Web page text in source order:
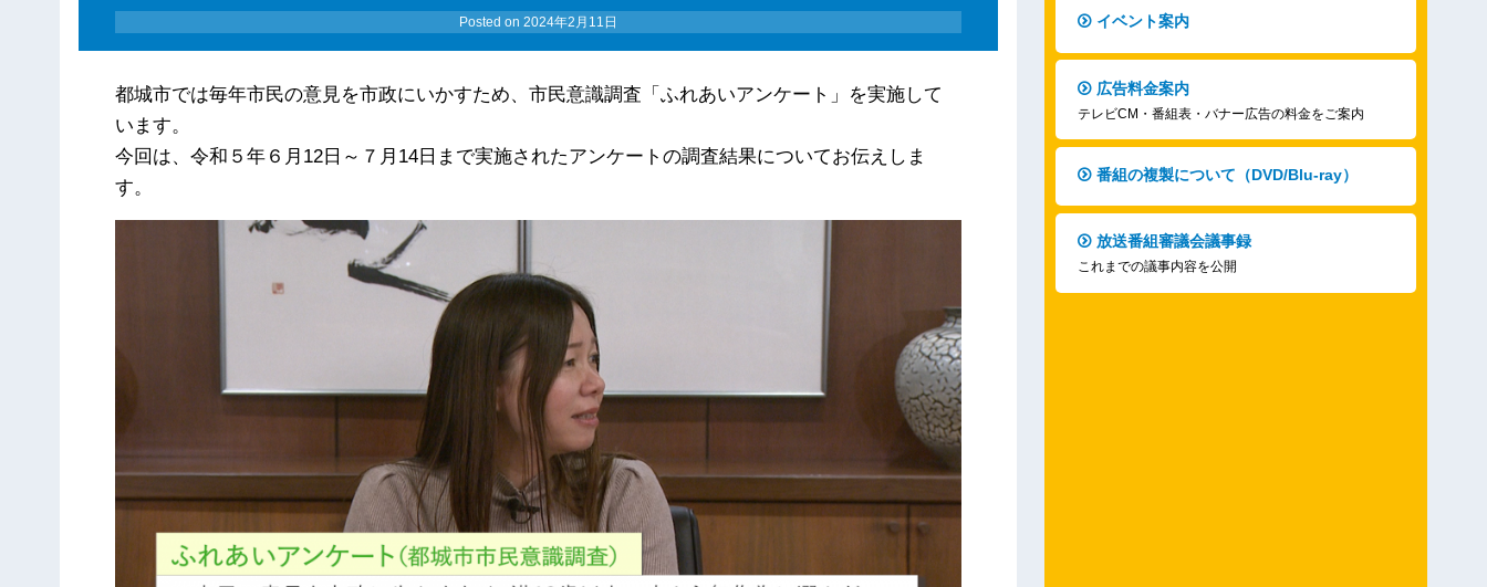
Posted on2024年2月11日
都城市では毎年市民の意見を市政にいかすため、市民意識調査「ふれあいアンケート」を実施して
います。
今回は、令和５年６月12日～７月14日まで実施されたアンケートの調査結果についてお伝えしま
す。
イベント案内
広告料金案内
テレビCM・番組表・バナー広告の料金をご案内
番組の複製について（DVD/Blu-ray）
放送番組審議会議事録
これまでの議事内容を公開